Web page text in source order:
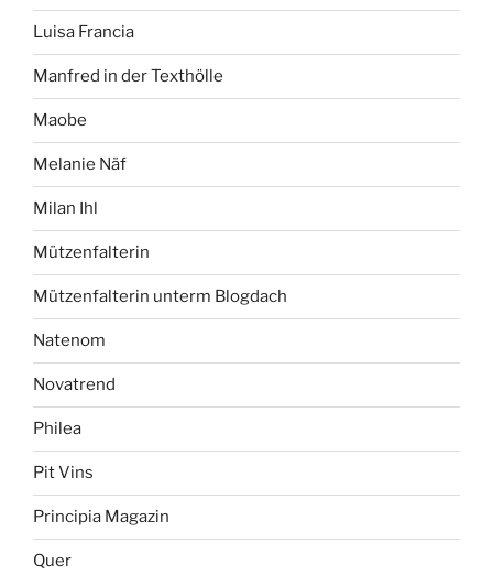
Luisa Francia
Manfred in der Texthölle
Maobe
Melanie Näf
Milan Ihl
Mützenfalterin
Mützenfalterin unterm Blogdach
Natenom
Novatrend
Philea
Pit Vins
Principia Magazin
Quer